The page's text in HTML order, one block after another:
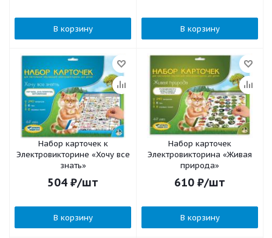
В корзину В корзину
Набор карточек к
Электровикторине «Хочу все
знать»
504 ₽/шт
В корзину
Набор карточек
Электровикторина «Живая
природа»
610 ₽/шт
В корзину